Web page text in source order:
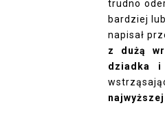
trudno
bardziej
napisał
z dużą
dziadka